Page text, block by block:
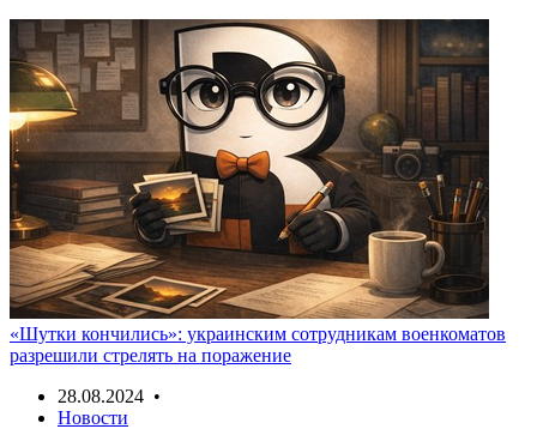
«Шутки кончились»: украинским сотрудникам военкоматов
разрешили стрелять на поражение
28.08.2024 •
Новости